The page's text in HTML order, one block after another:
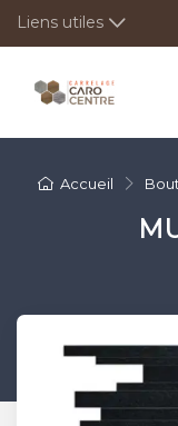
Liens utiles
Accueil